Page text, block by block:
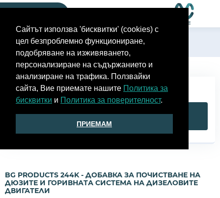
Сайтът използва 'бисквитки' (cookies) с
цел безпроблемно функциониране,
подобряване на изживяването,
персонализиране на съдържанието и
анализиране на трафика. Ползвайки
сайта, Вие приемате нашите Политика за
бисквитки и Политика за поверителност.
ПРИЕМАМ
Назад
45,00 € | 88,01 лв.
КУПИ
BG PRODUCTS 244K - ДОБАВКА ЗА ПОЧИСТВАНЕ НА
ДЮЗИТЕ И ГОРИВНАТА СИСТЕМА НА ДИЗЕЛОВИТЕ
ДВИГАТЕЛИ